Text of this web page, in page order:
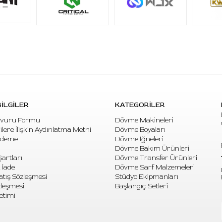
Formu
İlişkin Aydınlatma Metni
Sözleşmesi
KATEGORİLER
Dövme Makineleri
Dövme Boyaları
Dövme İğneleri
Dövme Bakım Ürünleri
Dövme Transfer Ürünleri
Dövme Sarf Malzemeleri
Stüdyo Ekipmanları
Başlangıç Setleri